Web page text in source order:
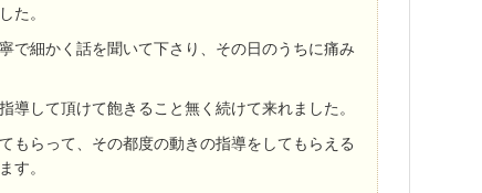
た。
で細かく話を聞いて下さり、その日のうちに痛み
導して頂けて飽きること無く続けて来れました。
もらって、その都度の動きの指導をしてもらえる
す。